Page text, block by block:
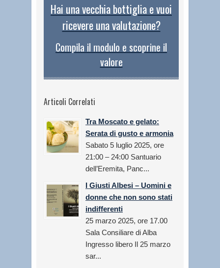
Hai una vecchia bottiglia e vuoi
ricevere una valutazione?
Compila il modulo e scoprine il
valore
Articoli Correlati
Tra Moscato e gelato:
Serata di gusto e armonia
Sabato 5 luglio 2025, ore
21:00 – 24:00 Santuario
dell’Eremita, Panc...
I Giusti Albesi – Uomini e
donne che non sono stati
indifferenti
25 marzo 2025, ore 17.00
Sala Consiliare di Alba
Ingresso libero Il 25 marzo
sar...